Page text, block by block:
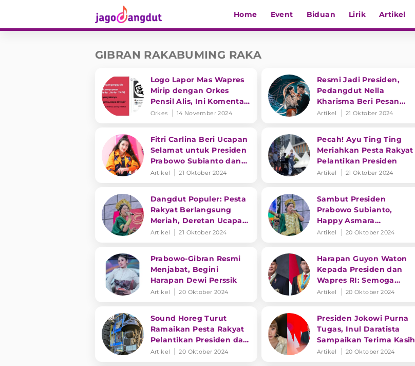
Home Event Biduan Lirik Artikel
GIBRAN RAKABUMING RAKA
Logo Lapor Mas Wapres
Mirip dengan Orkes
Pensil Alis, Ini Komentar
Gilang Bhaskara
Orkes 14 November 2024
Resmi Jadi Presiden,
Pedangdut Nella
Kharisma Beri Pesan
Haru untuk Prabowo
Artikel 21 Oktober 2024
Fitri Carlina Beri Ucapan
Selamat untuk Presiden
Prabowo Subianto dan
Wapres Gibran
Artikel 21 Oktober 2024
Pecah! Ayu Ting Ting
Meriahkan Pesta Rakyat
Pelantikan Presiden
Artikel 21 Oktober 2024
Dangdut Populer: Pesta
Rakyat Berlangsung
Meriah, Deretan Ucapan
Selamat dari Penyanyi
Artikel 21 Oktober 2024
Sambut Presiden
Prabowo Subianto,
Happy Asmara
Semarakkan Panggung
Artikel 20 Oktober 2024
Prabowo-Gibran Resmi
Menjabat, Begini
Harapan Dewi Perssik
Artikel 20 Oktober 2024
Harapan Guyon Waton
Kepada Presiden dan
Wapres RI: Semoga
Membawa Perubahan
Artikel 20 Oktober 2024
Sound Horeg Turut
Ramaikan Pesta Rakyat
Pelantikan Presiden dan
Wakil Presiden RI
Artikel 20 Oktober 2024
Presiden Jokowi Purna
Tugas, Inul Daratista
Sampaikan Terima Kasih
Artikel 20 Oktober 2024